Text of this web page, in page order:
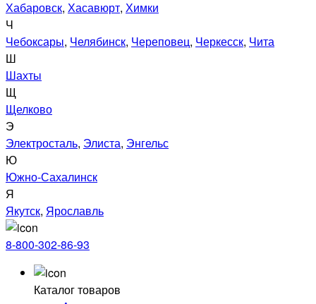
Хабаровск, Хасавюрт, Химки
Ч
Чебоксары, Челябинск, Череповец, Черкесск, Чита
Ш
Шахты
Щ
Щелково
Э
Электросталь, Элиста, Энгельс
Ю
Южно-Сахалинск
Я
Якутск, Ярославль
8-800-302-86-93
Каталог товаров